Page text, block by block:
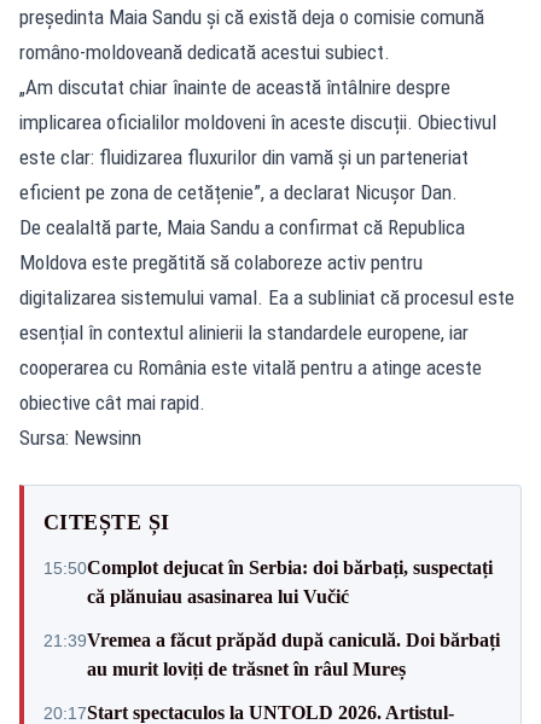
președinta Maia Sandu și că există deja o comisie comună
româno-moldoveană dedicată acestui subiect.
„Am discutat chiar înainte de această întâlnire despre
implicarea oficialilor moldoveni în aceste discuții. Obiectivul
este clar: fluidizarea fluxurilor din vamă și un parteneriat
eficient pe zona de cetățenie”, a declarat Nicușor Dan.
De cealaltă parte, Maia Sandu a confirmat că Republica
Moldova este pregătită să colaboreze activ pentru
digitalizarea sistemului vamal. Ea a subliniat că procesul este
esențial în contextul alinierii la standardele europene, iar
cooperarea cu România este vitală pentru a atinge aceste
obiective cât mai rapid.
Sursa: Newsinn
CITEȘTE ȘI
15:50Complot dejucat în Serbia: doi bărbați, suspectați
că plănuiau asasinarea lui Vučić
21:39Vremea a făcut prăpăd după caniculă. Doi bărbați
au murit loviți de trăsnet în râul Mureș
20:17Start spectaculos la UNTOLD 2026. Artistul-